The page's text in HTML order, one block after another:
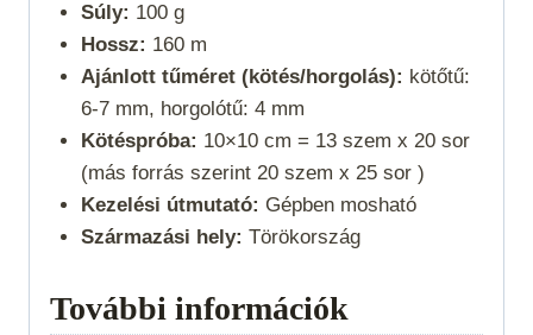
Súly: 100 g
Hossz: 160 m
Ajánlott tűméret (kötés/horgolás): kötőtű:
6-7 mm, horgolótű: 4 mm
Kötéspróba: 10×10 cm = 13 szem x 20 sor
(más forrás szerint 20 szem x 25 sor )
Kezelési útmutató: Gépben mosható
Származási hely: Törökország
További információk